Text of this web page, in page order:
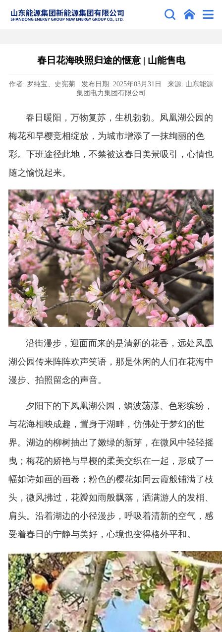
春日花海映照归途的惬意 | 山能售电
作者: 罗纯宝、史宪菊 发布日期: 2025年03月31日 来源: 山东能源
集团电力集团有限公司
春日暖阳，万物复苏，生机勃勃。凤凰湖公园的
梅花和早樱竞相绽放，为城市增添了一抹绚丽的色
彩。下班途径此地，不禁被这春日美景吸引，心情也
随之愉悦起来。
沿街漫步，迎面而来的是清新的花香，远处凤凰
湖公园传来阵阵欢声笑语，那是休闲的人们在花海中
漫步、拍照留念的声音。
夕阳下的下凤凰湖公园，鳞波荡漾、色彩缤纷，
与花海相映成趣，置身于湖畔，仿佛处于梦幻的世
界。湖边的柳树抽出了嫩绿的新芽，在微风中轻轻摇
曳；梅花的娇艳与早樱的柔美交织在一起，形成了一
幅如诗如画的画卷；粉色的樱花如同云霞般铺满了枝
头，微风拂过，花瓣如雨般飘落，洒满游人的发梢、
肩头。沿着湖边的小径漫步，呼吸着清新的空气，感
受着春日的宁静与美好，心境也变得格外平和。